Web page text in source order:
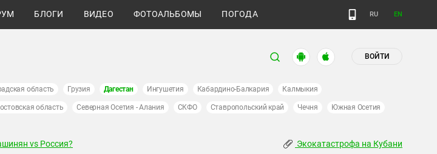
БЛОГИ ВИДЕО ФОТОАЛЬБОМЫ ПОГОДА RU EN
ВОЙТИ
область Грузия Дагестан Ингушетия Кабардино-Балкария Калмыкия
область Северная Осетия - Алания СКФО Ставропольский край Чечня Южная Осетия
vs Россия? Экокатастрофа на Кубани